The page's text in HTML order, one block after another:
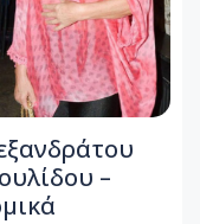
–